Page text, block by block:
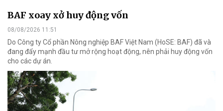
BAF xoay xở huy động vốn
08/08/2026 11:51
Do Công ty Cổ phần Nông nghiệp BAF Việt Nam (HoSE: BAF) đã và
đang đẩy mạnh đầu tư mở rộng hoạt động, nên phải huy động vốn
cho các dự án.